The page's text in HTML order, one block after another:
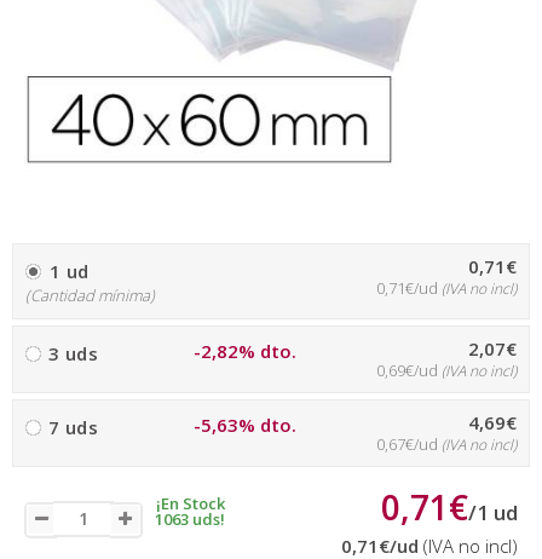
1 ud
(Cantidad mínima)
0,71€
0,71€/ud (IVA no incl)
3 uds -2,82% dto. 2,07€
0,69€/ud (IVA no incl)
7 uds -5,63% dto. 4,69€
0,67€/ud (IVA no incl)
¡En Stock
1063 uds! 0,71€/1 ud
0,71€/ud (IVA no incl)